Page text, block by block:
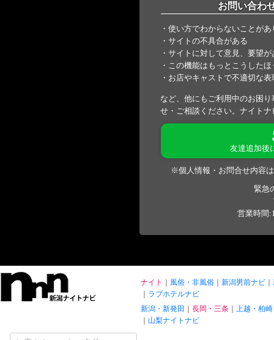
お問い合わ
・使い方でわからないことが
・サイトの不具合がある
・サイトに対して意見、要望が
・この機能はもっとこうした
・お店やキャストで不適切な
など、他にもご利用中のお困
せ・ご相談ください。ナイト
友達追加後
※個人情報・お問合せ内容
緊急
営業時間
ナイト 風俗・非風俗 新潟男前ナビ
ラブホテルナビ
新潟・新発田
長岡・三条
上越・柏崎
山梨ナイトナビ